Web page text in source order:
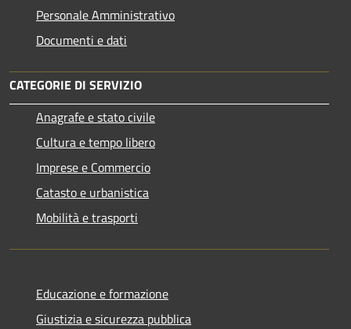
Personale Amministrativo
Documenti e dati
CATEGORIE DI SERVIZIO
Anagrafe e stato civile
Cultura e tempo libero
Imprese e Commercio
Catasto e urbanistica
Mobilità e trasporti
Educazione e formazione
Giustizia e sicurezza pubblica